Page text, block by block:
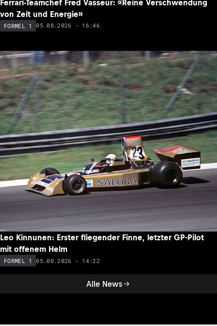
Alle News
Ferrari-Teamchef Fred Vasseur: «Reine Verschwendung
von Zeit und Energie»
FORMEL 1 05.08.2026 - 16:46
Leo Kinnunen: Erster fliegender Finne, letzter GP-Pilot
mit offenem Helm
FORMEL 1 05.08.2026 - 14:22